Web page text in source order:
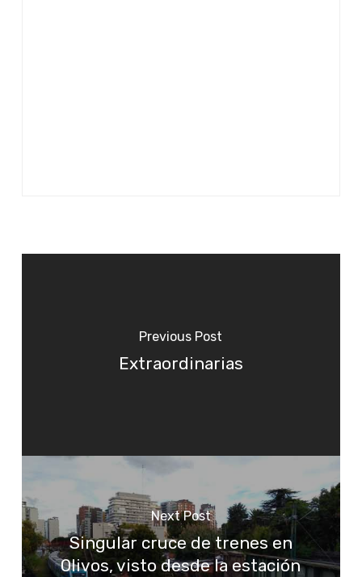
Previous Post
Extraordinarias
Next Post
Singular cruce de trenes en
Olivos, visto desde la estación